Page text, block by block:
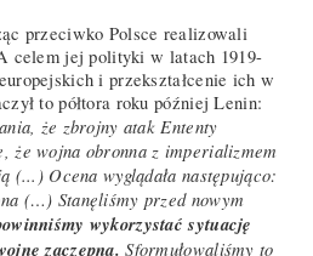
przeciwko Polsce realizowali
celem jej polityki w latach 1919-
i przekształcenie ich w
to półtora roku później Lenin:
że zbrojny atak Ententy
że wojna obronna z imperializmem
(...) Ocena wyglądała następująco:
(…) Stanęliśmy przed nowym
wykorzystać sytuację
zaczepną. Sformułowaliśmy to